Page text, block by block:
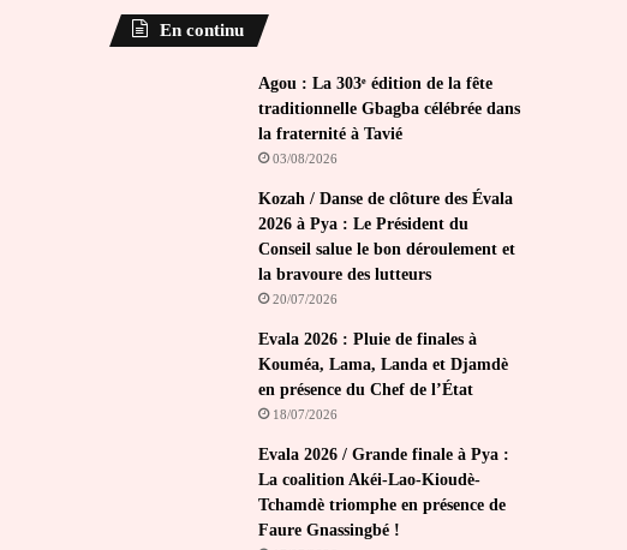
En continu
Agou : La 303ᵉ édition de la fête
traditionnelle Gbagba célébrée dans
la fraternité à Tavié
03/08/2026
Kozah / Danse de clôture des Évala
2026 à Pya : Le Président du
Conseil salue le bon déroulement et
la bravoure des lutteurs
20/07/2026
Evala 2026 : Pluie de finales à
Kouméa, Lama, Landa et Djamdè
en présence du Chef de l’État
18/07/2026
Evala 2026 / Grande finale à Pya :
La coalition Akéi-Lao-Kioudè-
Tchamdè triomphe en présence de
Faure Gnassingbé !